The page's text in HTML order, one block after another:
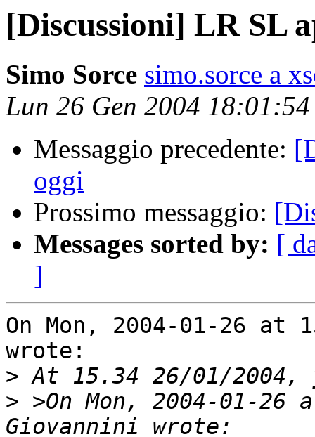
[Discussioni] LR SL
Simo Sorce simo.sorce a
Lun 26 Gen 2004
Messaggio precedente:
oggi
Prossimo messaggio:
Messages sorted by: [
]
On Mon, 2004-01-26 at
wrote:
>
> >On Mon, 2004-01-26